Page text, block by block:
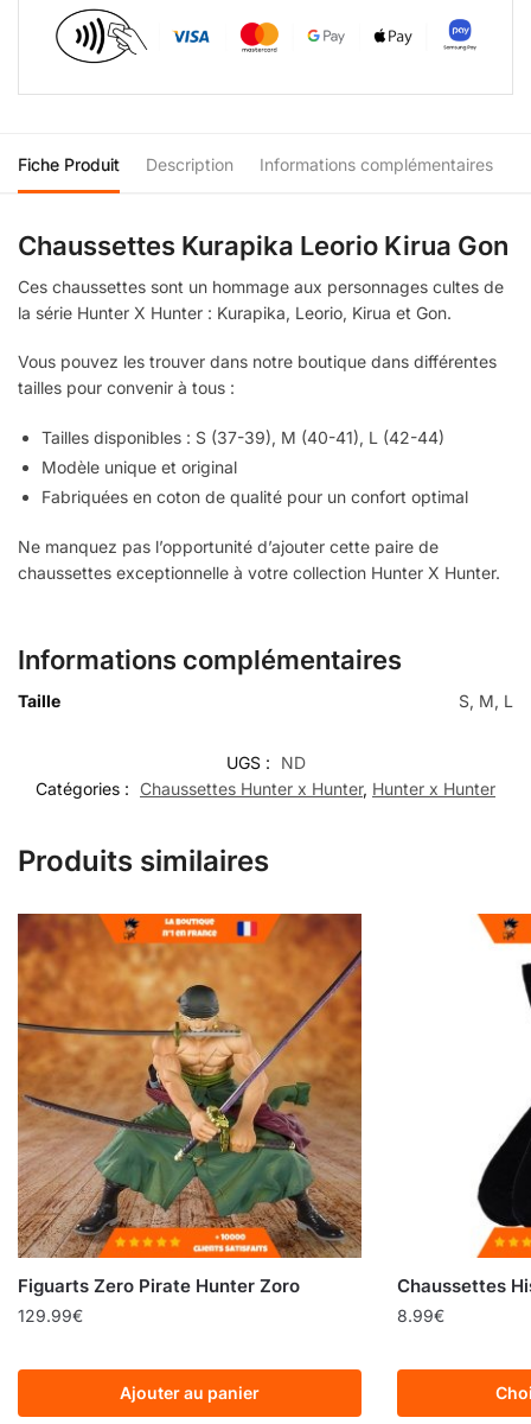
Fiche Produit Description Informations complémentaires
Chaussettes Kurapika Leorio Kirua Gon
Ces chaussettes sont un hommage aux personnages cultes de
la série Hunter X Hunter : Kurapika, Leorio, Kirua et Gon.
Vous pouvez les trouver dans notre boutique dans différentes
tailles pour convenir à tous :
Tailles disponibles : S (37-39), M (40-41), L (42-44)
Modèle unique et original
Fabriquées en coton de qualité pour un confort optimal
Ne manquez pas l’opportunité d’ajouter cette paire de
chaussettes exceptionnelle à votre collection Hunter X Hunter.
Informations complémentaires
Taille S, M, L
UGS :
ND
Catégories :
Chaussettes Hunter x Hunter, Hunter x Hunter
Produits similaires
Figuarts Zero Pirate Hunter Zoro
129.99€
Ajouter au panier
Chaussettes
8.99€